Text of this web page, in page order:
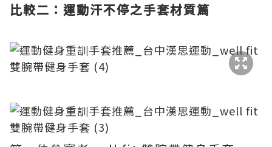
比較二：運動汗不停之手套材質篇